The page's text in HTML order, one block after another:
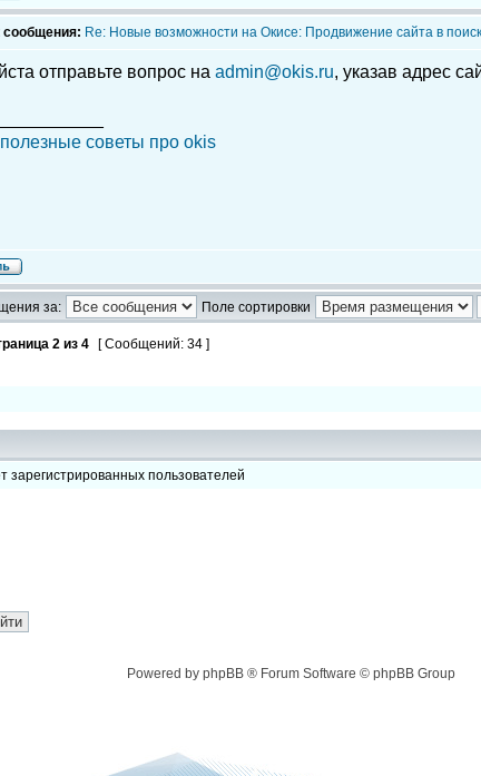
сообщения: Re: Новые возможности на Окисе: Продвижение сайта в
отправьте вопрос на admin@okis.ru, указав адрес
советы про okis
за: Поле сортировки
2 из 4 [ Сообщений: 34 ]
пользователей
Powered by phpBB ® Forum Software © phpBB Group